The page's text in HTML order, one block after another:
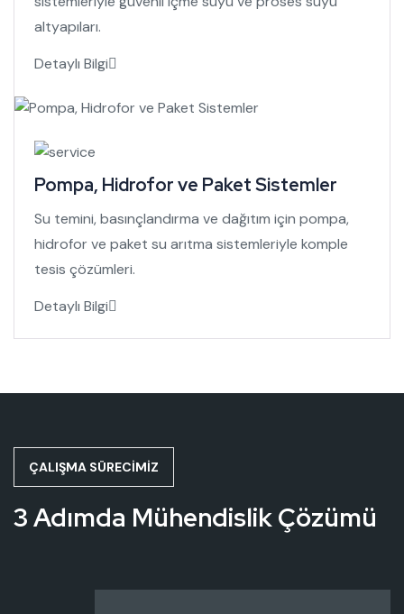
altyapıları.
Detaylı Bilgi
Pompa, Hidrofor ve Paket Sistemler
Su temini, basınçlandırma ve dağıtım için pompa,
hidrofor ve paket su arıtma sistemleriyle komple
tesis çözümleri.
Detaylı Bilgi
ÇALIŞMA SÜRECIMIZ
3 Adımda Mühendislik Çözümü